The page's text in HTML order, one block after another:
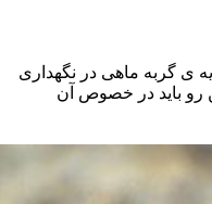
ی گربه ماهی در نگهداری
رو باید در خصوص آن